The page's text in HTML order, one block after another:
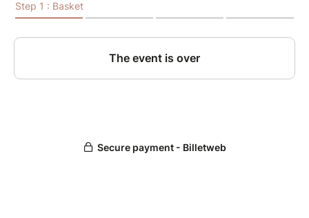
Adresse des cours Adultes
Adresse des cours Enfants/Ados et stages
110 rue du 4 Août 1789 - 69100 Villeurbanne
234 Cours Emile Zola - 69100 Villeurbanne